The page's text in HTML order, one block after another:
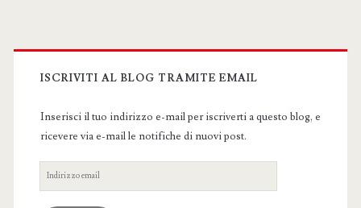
Primary
Sidebar
ISCRIVITI AL BLOG TRAMITE EMAIL
Inserisci il tuo indirizzo e-mail per iscriverti a questo blog, e
ricevere via e-mail le notifiche di nuovi post.
Indirizzo
email